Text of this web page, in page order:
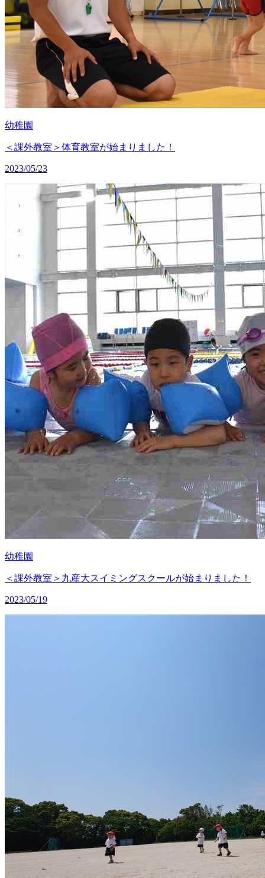
幼稚園
＜課外教室＞体育教室が始まりました！
2023/05/23
幼稚園
＜課外教室＞九産大スイミングスクールが始まりました！
2023/05/19